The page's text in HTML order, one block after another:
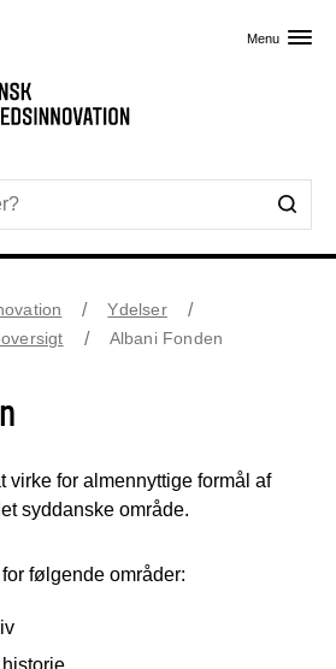
Menu
Ydelser
Albani Fonden
virke for almennyttige formål af
syddanske område.
følgende områder: